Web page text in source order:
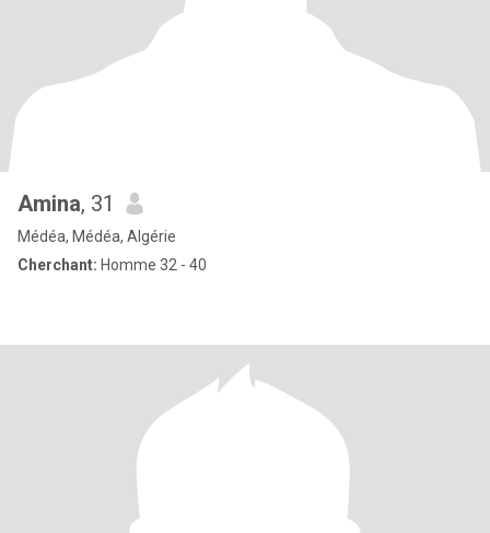
Amina, 31
Médéa, Médéa, Algérie
Cherchant: Homme 32 - 40